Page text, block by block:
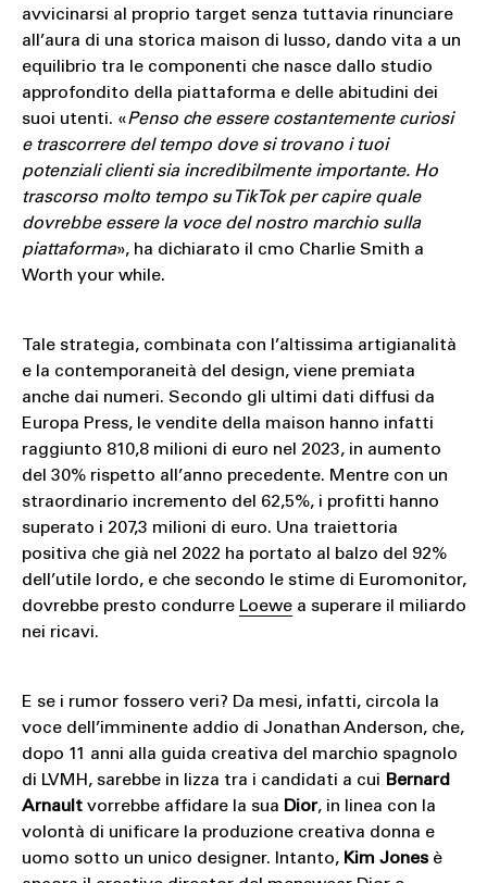
avvicinarsi al proprio target senza tuttavia rinunciare
all’aura di una storica maison di lusso, dando vita a un
equilibrio tra le componenti che nasce dallo studio
approfondito della piattaforma e delle abitudini dei
suoi utenti. «Penso che essere costantemente curiosi
e trascorrere del tempo dove si trovano i tuoi
potenziali clienti sia incredibilmente importante. Ho
trascorso molto tempo su TikTok per capire quale
dovrebbe essere la voce del nostro marchio sulla
piattaforma», ha dichiarato il cmo Charlie Smith a
Worth your while.
Tale strategia, combinata con l’altissima artigianalità
e la contemporaneità del design, viene premiata
anche dai numeri. Secondo gli ultimi dati diffusi da
Europa Press, le vendite della maison hanno infatti
raggiunto 810,8 milioni di euro nel 2023, in aumento
del 30% rispetto all’anno precedente. Mentre con un
straordinario incremento del 62,5%, i profitti hanno
superato i 207,3 milioni di euro. Una traiettoria
positiva che già nel 2022 ha portato al balzo del 92%
dell’utile lordo, e che secondo le stime di Euromonitor,
dovrebbe presto condurre Loewea superare il miliardo
nei ricavi.
E se i rumor fossero veri? Da mesi, infatti, circola la
voce dell’imminente addio di Jonathan Anderson, che,
dopo 11 anni alla guida creativa del marchio spagnolo
di LVMH, sarebbe in lizza tra i candidati a cui Bernard
Arnaultvorrebbe affidare la sua Dior, in linea con la
volontà di unificare la produzione creativa donna e
uomo sotto un unico designer. Intanto, Kim Jonesè